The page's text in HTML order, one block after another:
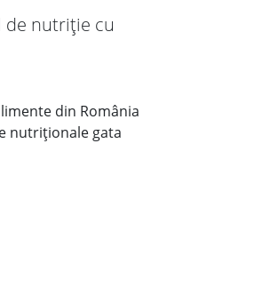
de nutriție cu
din România
nutriționale gata